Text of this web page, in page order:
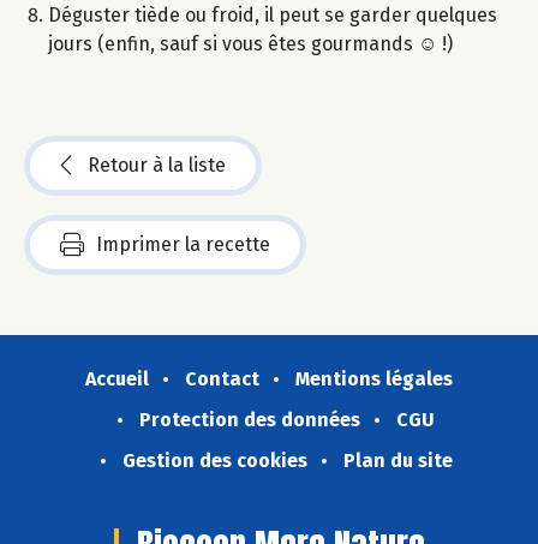
Déguster tiède ou froid, il peut se garder quelques
jours (enfin, sauf si vous êtes gourmands ☺ !)
Retour à la liste
Imprimer la recette
Accueil Contact
Mentions légales
Protection des données
CGU
Gestion des cookies
Plan du site